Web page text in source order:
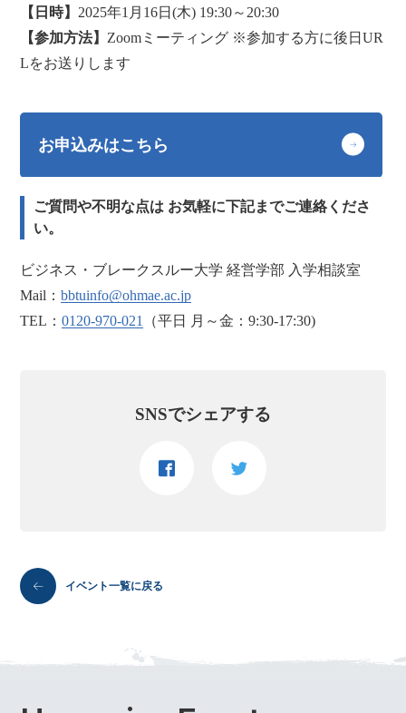
【日時】 2025年1月16日(木) 19:30～20:30
【参加方法】 Zoomミーティング ※参加する方に後日UR
Lをお送りします
お申込みはこちら
ご質問や不明な点は お気軽に下記までご連絡くださ
い。
ビジネス・ブレークスルー大学 経営学部 入学相談室
Mail：bbtuinfo@ohmae.ac.jp
TEL：0120-970-021 （平日 月～金：9:30-17:30)
SNSでシェアする
イベント一覧に戻る